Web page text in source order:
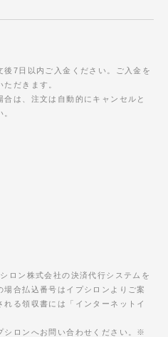
7日以内ご入金ください。ご入金を
だきます。
は、注文は自動的にキャンセルと
。
ロン株式会社の決済代行システムを
合払込番号はイプシロンよりご案
る領収書には「インターネットイ
シロンへお問い合わせください。※